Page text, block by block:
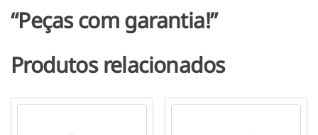
“Peças com garantia!”
Produtos relacionados